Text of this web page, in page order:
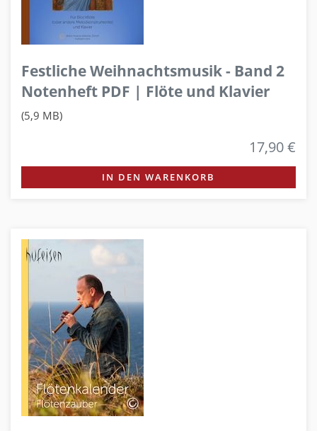
Festliche Weihnachtsmusik - Band 2
Notenheft PDF | Flöte und Klavier
(5,9 MB)
17,90 €
IN DEN WARENKORB